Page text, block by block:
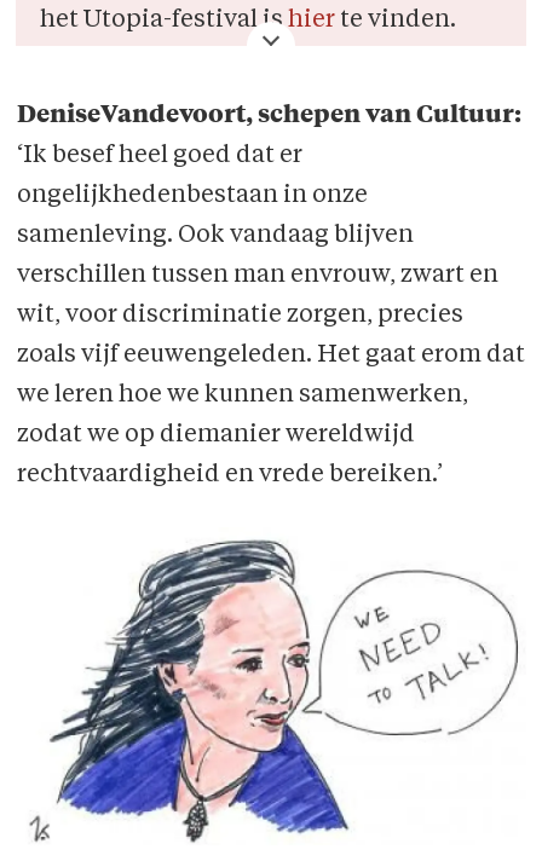
het Utopia-festival ishier te vinden.
DeniseVandevoort, schepen van Cultuur:
‘Ik besef heel goed dat er
ongelijkhedenbestaan in onze
samenleving. Ook vandaag blijven
verschillen tussen man envrouw, zwart en
wit, voor discriminatie zorgen, precies
zoals vijf eeuwengeleden. Het gaat erom dat
we leren hoe we kunnen samenwerken,
zodat we op diemanier wereldwijd
rechtvaardigheid en vrede bereiken.’